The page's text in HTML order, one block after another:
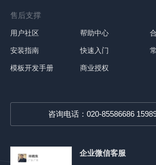
售后支撑
用户社区 帮助中心
安装指南 快速入门
模板开发手册 商业授权
咨询电话：020-85586686
企业微信客服